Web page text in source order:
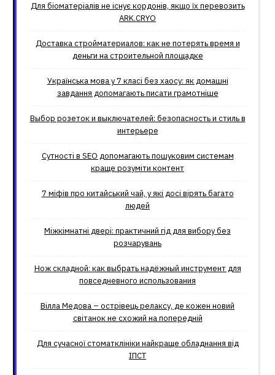
Для біоматеріалів не існує кордонів, якщо їх перевозить
ARK.CRYO
Доставка стройматериалов: как не потерять время и
деньги на строительной площадке
Українська мова у 7 класі без хаосу: як домашні
завдання допомагають писати грамотніше
Выбор розеток и выключателей: безопасность и стиль в
интерьере
Сутності в SEO допомагають пошуковим системам
краще розуміти контент
7 міфів про китайський чай, у які досі вірять багато
людей
Міжкімнатні двері: практичний гід для вибору без
розчарувань
Нож складной: как выбрать надёжный инструмент для
повседневного использования
Вілла Медова – острівець релаксу, де кожен новий
світанок не схожий на попередній
Для сучасної стоматклініки найкраще обладнання від
ІПСТ